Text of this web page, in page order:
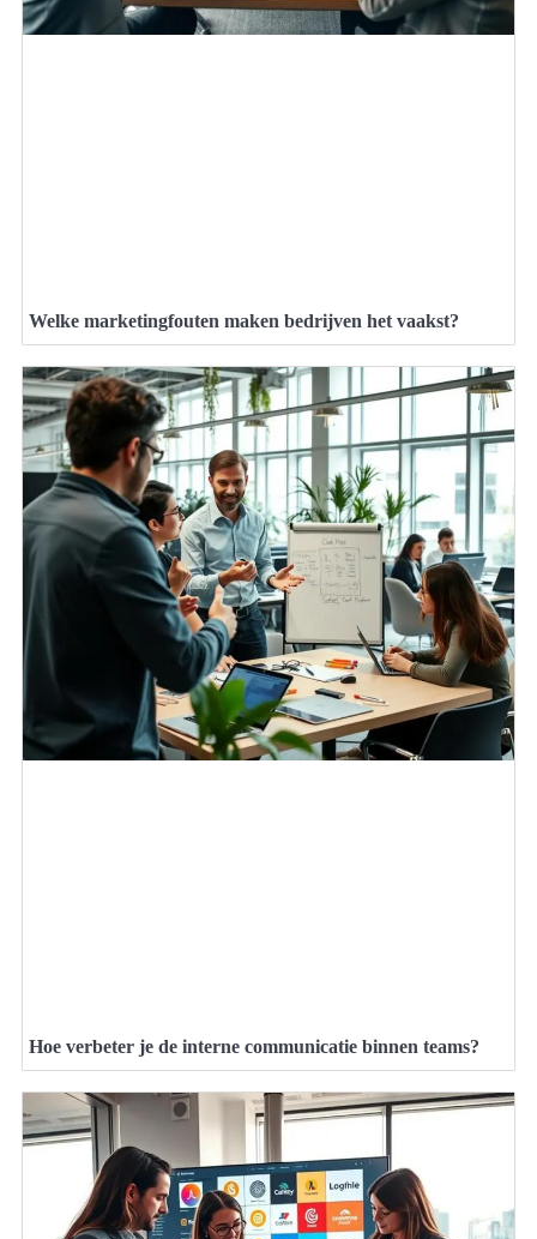
Welke marketingfouten maken bedrijven het vaakst?
Hoe verbeter je de interne communicatie binnen teams?